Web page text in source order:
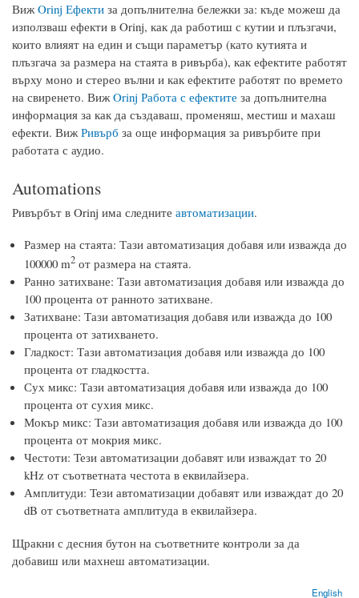
ВижOrinj Ефекти за допълнителна бележки за: къде можеш да
използваш ефекти в Orinj, как да работиш с кутии и плъзгачи,
които влияят на един и същи параметър (като кутията и
плъзгача за размера на стаята в ривърба), как ефектите работят
върху моно и стерео вълни и как ефектите работят по времето
на свиренето. ВижOrinj Работа с ефектите за допълнителна
информация за как да създаваш, променяш, местиш и махаш
ефекти. ВижРивърб за още информация за ривърбите при
работата с аудио.
Automations
Ривърбът в Orinj има следните автоматизации.
Размер на стаята: Тази автоматизация добавя или изважда до
100000 m2 от размера на стаята.
Ранно затихване: Тази автоматизация добавя или изважда до
100 процента от ранното затихване.
Затихване: Тази автоматизация добавя или изважда до 100
процента от затихването.
Гладкост: Тази автоматизация добавя или изважда до 100
процента от гладкостта.
Сух микс: Тази автоматизация добавя или изважда до 100
процента от сухия микс.
Мокър микс: Тази автоматизация добавя или изважда до 100
процента от мокрия микс.
Честоти: Тези автоматизации добавят или изваждат то 20
kHz от съответната честота в еквилайзера.
Амплитуди: Тези автоматизации добавят или изваждат до 20
dB от съответната амплитуда в еквилайзера.
Щракни с десния бутон на съответните контроли за да
добавиш или махнеш автоматизации.
English